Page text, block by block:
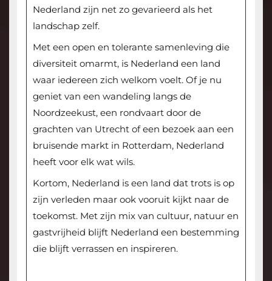
Nederland zijn net zo gevarieerd als het
landschap zelf.
Met een open en tolerante samenleving die
diversiteit omarmt, is Nederland een land
waar iedereen zich welkom voelt. Of je nu
geniet van een wandeling langs de
Noordzeekust, een rondvaart door de
grachten van Utrecht of een bezoek aan een
bruisende markt in Rotterdam, Nederland
heeft voor elk wat wils.
Kortom, Nederland is een land dat trots is op
zijn verleden maar ook vooruit kijkt naar de
toekomst. Met zijn mix van cultuur, natuur en
gastvrijheid blijft Nederland een bestemming
die blijft verrassen en inspireren.